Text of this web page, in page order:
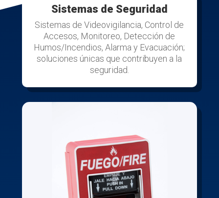
Sistemas de Seguridad
Sistemas de Videovigilancia, Control de
Accesos, Monitoreo, Detección de
Humos/Incendios, Alarma y Evacuación;
soluciones únicas que contribuyen a la
seguridad.